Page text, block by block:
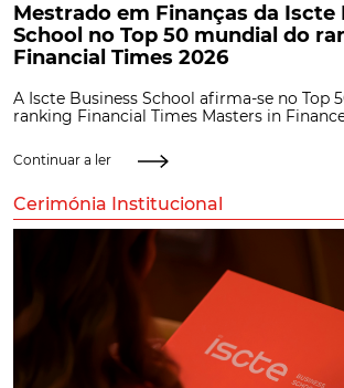
Mestrado em Finanças da Iscte
School no Top 50 mundial do
Financial Times 2026
A Iscte Business School afirma-se no Top
ranking Financial Times Masters in
Continuar a ler
Cerimónia Institucional